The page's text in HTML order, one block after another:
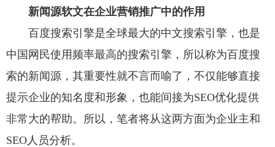
新闻源软文在企业营销推广中的作用
百度搜索引擎是全球最大的中文搜索引擎，也是
中国网民使用频率最高的搜索引擎，所以称为百度搜
索的新闻源，其重要性就不言而喻了，不仅能够直接
提示企业的知名度和形象，也能间接为SEO优化提供
非常大的帮助。所以，笔者将从这两方面为企业主和
SEO人员分析。